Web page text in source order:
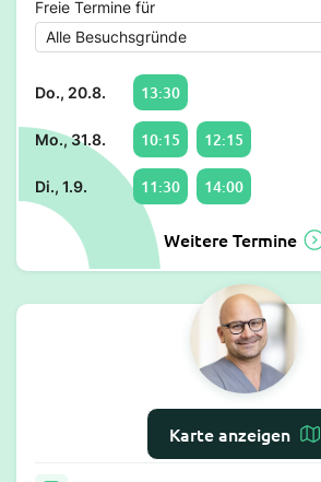
Freie Termine für
Do., 20.8. 13:30
Mo., 31.8. 10:15 12:15
Di., 1.9. 11:30 14:00
Weitere Termine
Dr. Burkhard Müller
Zahnarzt in Isernhagen
Karte anzeigen